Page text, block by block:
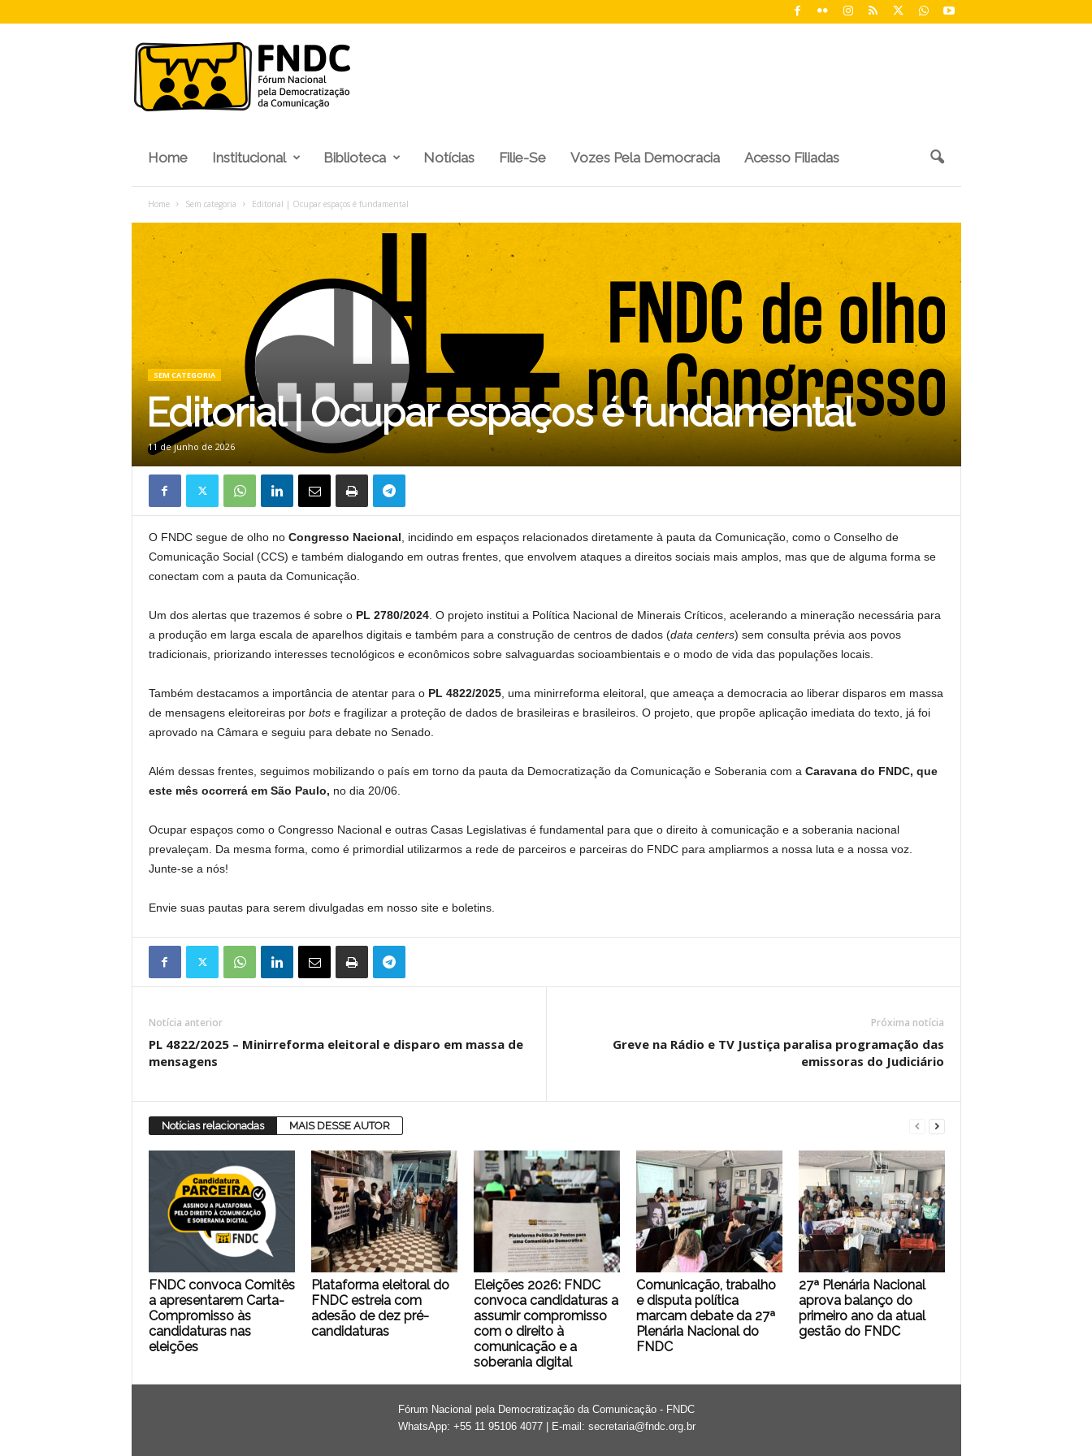
N
D
C
Home Institucional Biblioteca Notícias Filie-Se Vozes Pela Democracia Acesso Filiadas
Home Sem categoria Editorial | Ocupar espaços é fundamental
SEM CATEGORIA
Editorial | Ocupar espaços é fundamental
11 de junho de 2026
O FNDC segue de olho no Congresso Nacional , incidindo em espaços relacionados diretamente à pauta da Comunicação, como o Conselho de
Comunicação Social (CCS) e também dialogando em outras frentes, que envolvem ataques a direitos sociais mais amplos, mas que de alguma forma se
conectam com a pauta da Comunicação.
Um dos alertas que trazemos é sobre o PL 2780/2024. O projeto institui a Política Nacional de Minerais Críticos, acelerando a mineração necessária para
a produção em larga escala de aparelhos digitais e também para a construção de centros de dados (data centers) sem consulta prévia aos povos
tradicionais, priorizando interesses tecnológicos e econômicos sobre salvaguardas socioambientais e o modo de vida das populações locais.
Também destacamos a importância de atentar para o PL 4822/2025, uma minirreforma eleitoral, que ameaça a democracia ao liberar disparos em massa
de mensagens eleitoreiras por bots e fragilizar a proteção de dados de brasileiras e brasileiros. O projeto, que propõe aplicação imediata do texto, já foi
aprovado na Câmara e seguiu para debate no Senado.
Além dessas frentes, seguimos mobilizando o país em torno da pauta da Democratização da Comunicação e Soberania com a Caravana do FNDC, que
este mês ocorrerá em São Paulo, no dia 20/06.
Ocupar espaços como o Congresso Nacional e outras Casas Legislativas é fundamental para que o direito à comunicação e a soberania nacional
prevaleçam. Da mesma forma, como é primordial utilizarmos a rede de parceiros e parceiras do FNDC para ampliarmos a nossa luta e a nossa voz.
Junte-se a nós!
Envie suas pautas para serem divulgadas em nosso site e boletins.
Notícia anterior
PL 4822/2025 – Minirreforma eleitoral e disparo em massa de
mensagens
Próxima notícia
Greve na Rádio e TV Justiça paralisa programação das
emissoras do Judiciário
Notícias relacionadas MAIS DESSE AUTOR
FNDC convoca Comitês
a apresentarem Carta-
Compromisso às
candidaturas nas
eleições
Plataforma eleitoral do
FNDC estreia com
adesão de dez pré-
candidaturas
Eleições 2026: FNDC
convoca candidaturas a
assumir compromisso
com o direito à
comunicação e a
soberania digital
Comunicação, trabalho
e disputa política
marcam debate da 27ª
Plenária Nacional do
FNDC
27ª Plenária Nacional
aprova balanço do
primeiro ano da atual
gestão do FNDC
Fórum Nacional pela Democratização da Comunicação - FNDC
WhatsApp: +55 11 95106 4077 | E-mail: secretaria@fndc.org.br